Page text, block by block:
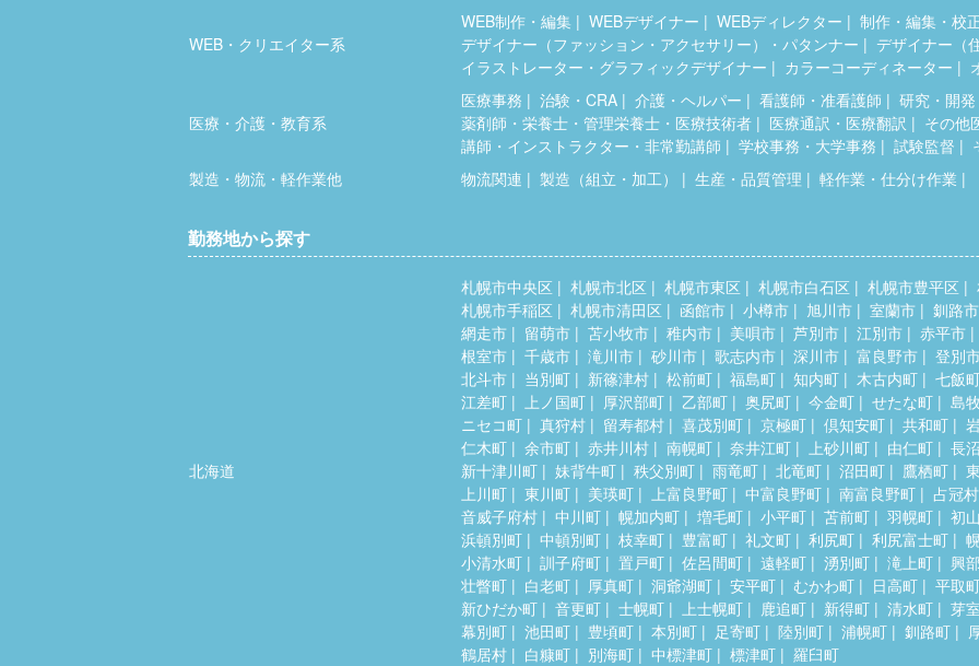
WEB・クリエイター系
WEB制作・編集 WEBデザイナー WEBディレクター
制作・編集・校
デザイナー（ファッション・アクセサリー）・パタンナー
デザイナー（
イラストレーター・グラフィックデザイナー
カラーコーディネーター
医療・介護・教育系
医療事務 治験・CRA 介護・ヘルパー 看護師・准看護師
研究・開
薬剤師・栄養士・管理栄養士・医療技術者
医療通訳・医療翻訳
その他
講師・インストラクター・非常勤講師
学校事務・大学事務 試験監督
製造・物流・軽作業他
物流関連 製造（組立・加工） 生産・品質管理 軽作業・仕分け作業
勤務地から探す
北海道
札幌市中央区 札幌市北区 札幌市東区 札幌市白石区 札幌市豊平区
札幌市手稲区
札幌市清田区 函館市 小樽市 旭川市 室蘭市
釧路市
網走市
留萌市 苫小牧市 稚内市 美唄市 芦別市 江別市
赤平市
根室市
千歳市 滝川市 砂川市 歌志内市 深川市 富良野市
登別
北斗市
当別町 新篠津村 松前町 福島町 知内町 木古内町
七飯
江差町
上ノ国町 厚沢部町 乙部町 奥尻町 今金町 せたな町
島
ニセコ町
真狩村 留寿都村 喜茂別町 京極町 倶知安町 共和町
仁木町
余市町 赤井川村 南幌町 奈井江町 上砂川町 由仁町
長
新十津川町
妹背牛町 秩父別町 雨竜町 北竜町 沼田町 鷹栖町
上川町
東川町 美瑛町 上富良野町 中富良野町 南富良野町
占冠村
音威子府村
中川町 幌加内町 増毛町 小平町 苫前町 羽幌町
初
浜頓別町
中頓別町 枝幸町 豊富町 礼文町 利尻町 利尻富士町
小清水町
訓子府町 置戸町 佐呂間町 遠軽町 湧別町 滝上町
興
壮瞥町
白老町 厚真町 洞爺湖町 安平町 むかわ町 日高町
平取
新ひだか町
音更町 士幌町 上士幌町 鹿追町 新得町 清水町
芽
幕別町
池田町 豊頃町 本別町 足寄町 陸別町 浦幌町 釧路町
鶴居村
白糠町 別海町 中標津町 標津町 羅臼町